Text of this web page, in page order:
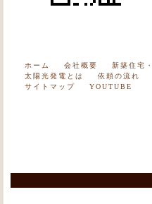
ホーム 会社概要 新築住宅
太陽光発電とは
依頼の流れ
サイトマップ
YOUTUBE